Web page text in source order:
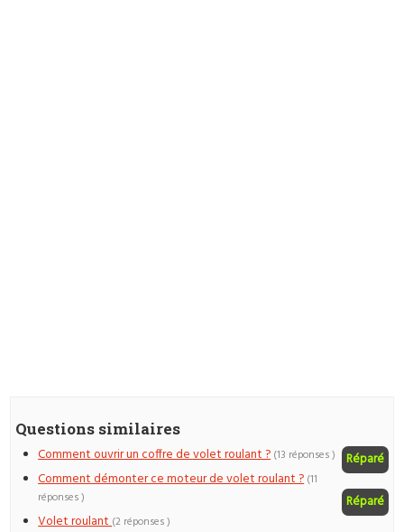
Questions similaires
Comment ouvrir un coffre de volet roulant ? Réparé
(13 réponses )
Comment démonter ce moteur de volet roulant ?
Réparé
(11
réponses )
Volet roulant(2 réponses )